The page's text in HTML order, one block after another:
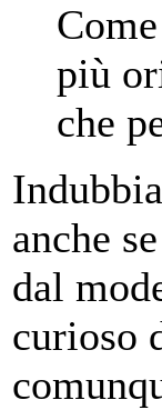
più
che
anche
dal
curioso